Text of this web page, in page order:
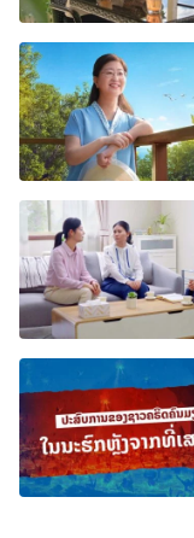
ກ່ຽວກັບວ່າຂ້ານ້ອຍ
ແນວໃດ. ບໍ່ມີຜູ້ໃດອິ
ລົງຊີວິດໃນສະພາວ
ພຣະເຈົ້າ. ຂ້ານ້ອຍເ
ນ້ອຍບໍ່ຕ້ອງການເປັ
ການສົນທະນາທີ່ອັ
ອິດສາລາວໂດຍບໍ່ຕັ້ງ
ແນວໃດ. ຂໍໃຫ້ພຣະ
ການແຫ່ງການອິດສ
ຕໍ່ມາ, ເອື້ອຍຫຼິວຈາ
ນ້ອຍ. ລາວສົນທະນ
ນ້ອຍ ແລະ ຍັງອ່ານ